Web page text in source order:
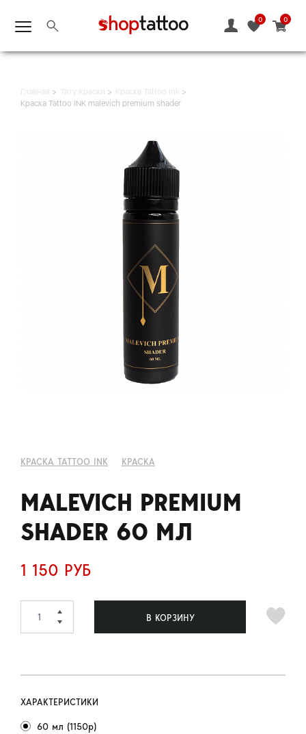
0
0
Главная Тату Краски
Краска Tattoo Ink
Краска Tattoo INK malevich premium shader
КРАСКА TATTOO INK КРАСКА
MALEVICH PREMIUM
SHADER 60 МЛ
1 150 РУБ
В КОРЗИНУ
ХАРАКТЕРИСТИКИ
60 мл (1150р)